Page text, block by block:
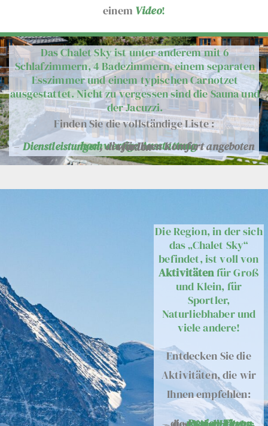
einem Video!
Das Chalet Sky ist unter anderem mit 6
Schlafzimmern, 4 Badezimmern, einem separaten
Esszimmer und einem typischen Carnotzet
ausgestattet. Nicht zu vergessen sind die Sauna und
der Jacuzzi.
Finden Sie die vollständige Liste :
–hochwertige Ausstattung
–Dienstleistungen,die fürIhrenKomfort
angeboten werden
Die Region, in der sich
das „Chalet Sky“
befindet, ist voll von
Aktivitätenfür Groß
und Klein, für
Sportler,
Naturliebhaber und
viele andere!
Entdecken Sie die
Aktivitäten, die wir
Ihnen empfehlen: